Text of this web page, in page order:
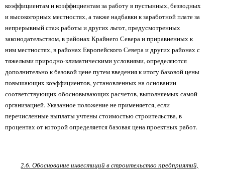
коэффициентам и коэффициентам за работу в пустынных, безводных
и высокогорных местностях, а также надбавки к заработной плате за
непрерывный стаж работы и других льгот, предусмотренных
законодательством, в районах Крайнего Севера и приравненных к
ним местностях, в районах Европейского Севера и других районах с
тяжелыми природно-климатическими условиями, определяются
дополнительно к базовой цене путем введения к итогу базовой цены
повышающих коэффициентов, установленных на основании
соответствующих обосновывающих расчетов, выполняемых самой
организацией. Указанное положение не применяется, если
перечисленные выплаты учтены стоимостью строительства, в
процентах от которой определяется базовая цена проектных работ.
2.6. Обоснование инвестиций в строительство предприятий,